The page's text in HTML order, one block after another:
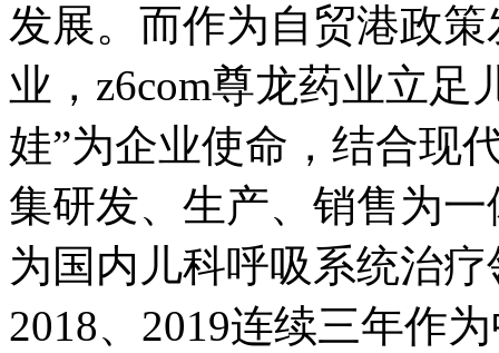
发展。而作为自贸港政
业，z6com尊龙药业立
娃”为企业使命，结合现
集研发、生产、销售为
为国内儿科呼吸系统治疗
2018、2019连续三年